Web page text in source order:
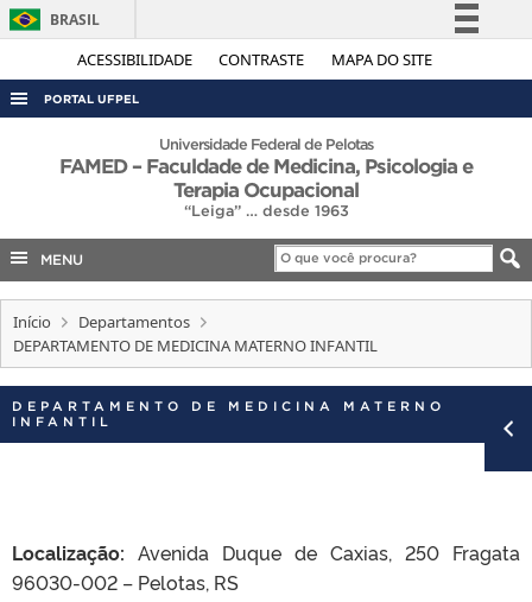
ACESSIBILIDADE CONTRASTE MAPA DO SITE
BRASIL
Simplifique!
Acesso à informação
Legislação
Canais
PORTAL UFPEL
ACESSO À INFORMAÇÃO
CONCURSOS
EDITAIS
INTERNACIONAL
PORTARIAS
Universidade Federal de Pelotas
FAMED – Faculdade de Medicina, Psicologia e
Terapia Ocupacional
“Leiga” … desde 1963
MENU
Início
Departamentos
DEPARTAMENTO DE MEDICINA MATERNO INFANTIL
DEPARTAMENTO DE MEDICINA MATERNO
INFANTIL
Localização: Avenida Duque de Caxias, 250 Fragata
96030-002 – Pelotas, RS